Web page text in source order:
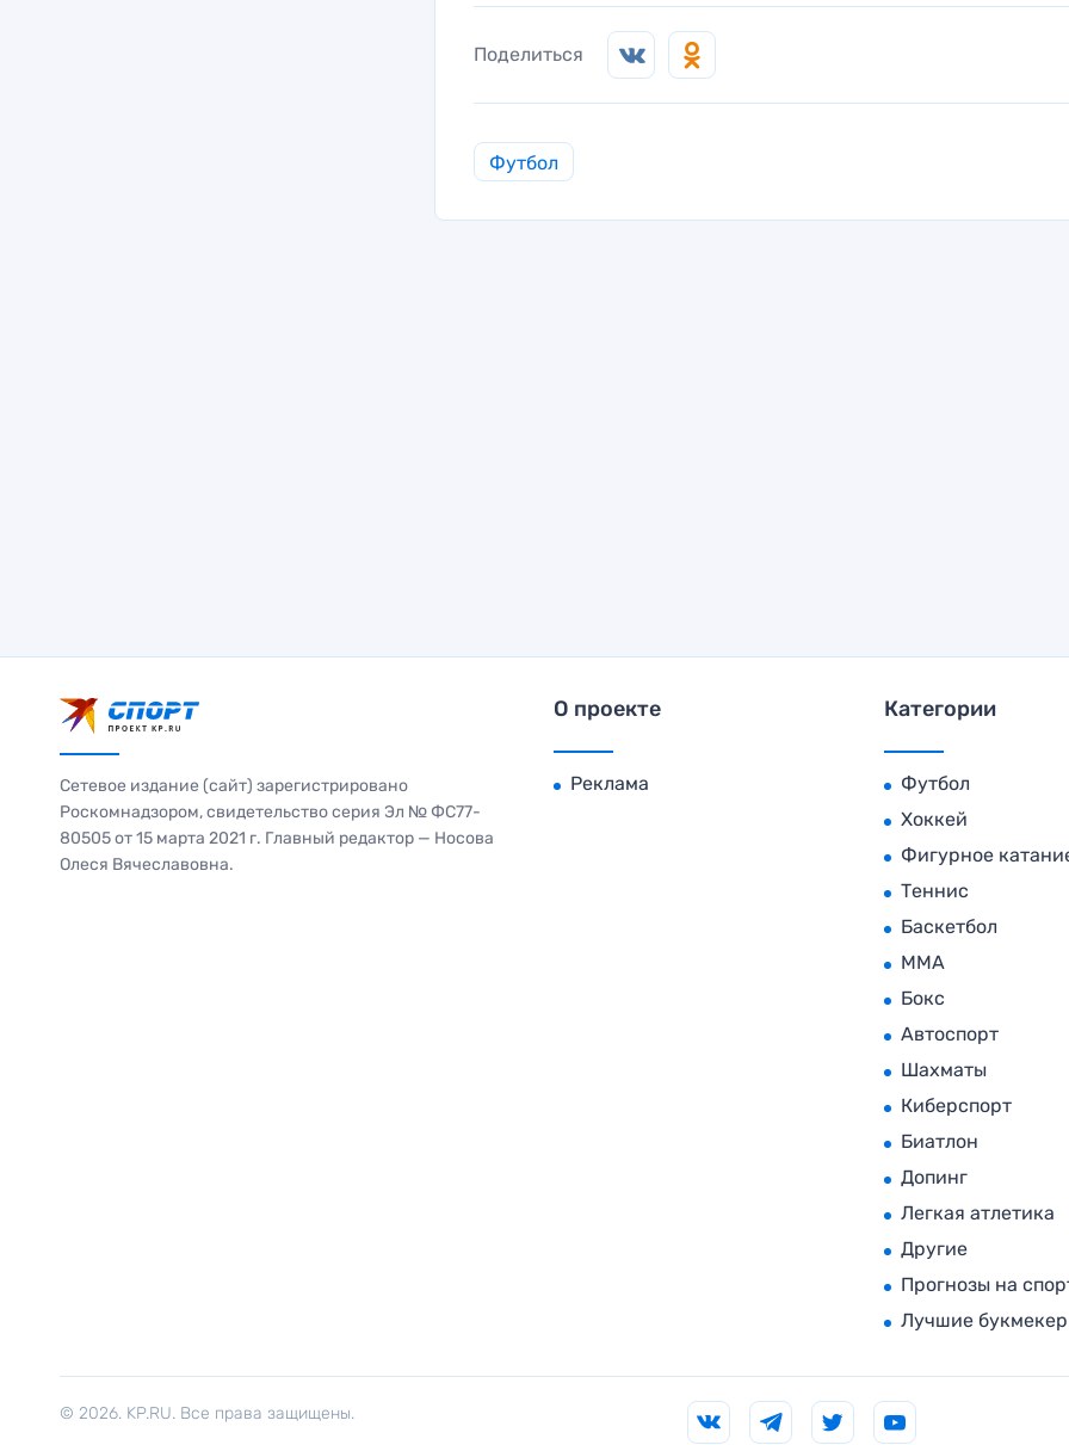
Поделиться
Футбол
Сетевое издание (сайт) зарегистрировано
Роскомнадзором, свидетельство серия Эл № ФС77-
80505 от 15 марта 2021 г. Главный редактор — Носова
Олеся Вячеславовна.
О проекте
Реклама
Категории
Футбол
Хоккей
Фигурное
Теннис
Баскетбол
MMA
Бокс
Автоспорт
Шахматы
Киберспорт
Биатлон
Допинг
Легкая атлетика
Другие
Прогнозы на
Лучшие
© 2026. KP.RU. Все права защищены.